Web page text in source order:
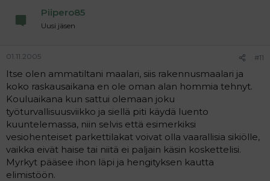
Piipero85
Uusi jäsen
01.11.2005 #11
Itse olen ammatiltani maalari, siis rakennusmaalari ja
koko raskausaikana en ole oman alan hommia tehnyt.
Kouluaikana kun sattui olemaan joku
työturvallisuusviikko ja siellä piti käydä luento
kuuntelemassa, niin selvis että esimerkiksi
vesiohenteiset parkettilakat voivat olla vaarallisia sikiölle,
vaikka eivät haise tai niitä ei paljain käsin koskettelisi.
Myrkyt pääsee ihon läpi ja hengityksen kautta
elimistöön.